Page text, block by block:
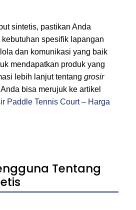
sintetis, pastikan Anda
spesifik lapangan
dan komunikasi yang baik
mendapatkan produk yang
lebih lanjut tentang grosir
Anda bisa merujuk ke artikel
Paddle Tennis Court – Harga
Tentang